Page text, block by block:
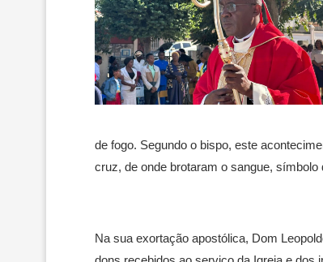
de fogo. Segundo o bispo, este
cruz, de onde brotaram o sangue,
Na sua exortação apostólica, Dom